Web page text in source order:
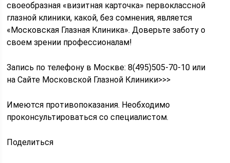
своеобразная «визитная карточка» первоклассной
глазной клиники, какой, без сомнения, является
«Московская Глазная Клиника». Доверьте заботу о
своем зрении профессионалам!
Запись по телефону в Москве: 8(495)505-70-10 или
на Сайте Московской Глазной Клиники>>>
Имеются противопоказания. Необходимо
проконсультироваться со специалистом.
Поделиться